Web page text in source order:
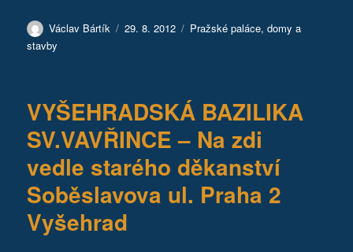
Autor:
Václav Bártík Publikováno:
29. 8. 2012 Rubriky:
Pražské paláce, domy a
stavby
VYŠEHRADSKÁ BAZILIKA
SV.VAVŘINCE – Na zdi
vedle starého děkanství
Soběslavova ul. Praha 2
Vyšehrad